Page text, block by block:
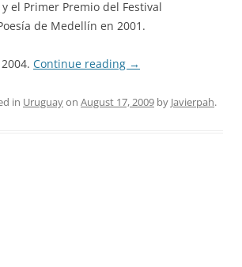
el Primer Premio del Festival
de Medellín en 2001.
Continue reading →
in Uruguayon August 17, 2009 by Javierpah.